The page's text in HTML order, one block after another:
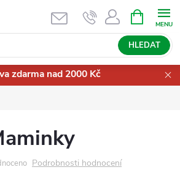
HLEDAT
NÁKUPNÍ
KOŠÍK
zdarma nad 2000 Kč
Podrobnosti hodnocení